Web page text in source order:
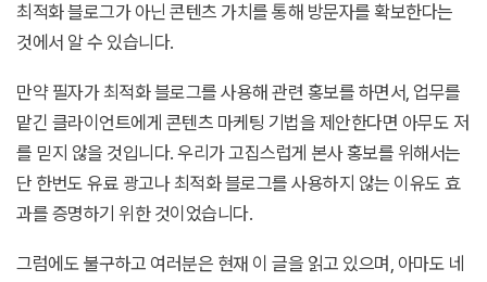
최적화 블로그가 아닌 콘텐츠 가치를 통해 방문자를 확보한다는
것에서 알 수 있습니다.
만약 필자가 최적화 블로그를 사용해 관련 홍보를 하면서, 업무를
맡긴 클라이언트에게 콘텐츠 마케팅 기법을 제안한다면 아무도 저
를 믿지 않을 것입니다. 우리가 고집스럽게 본사 홍보를 위해서는
단 한번도 유료 광고나 최적화 블로그를 사용하지 않는 이유도 효
과를 증명하기 위한 것이었습니다.
그럼에도 불구하고 여러분은 현재 이 글을 읽고 있으며, 아마도 네